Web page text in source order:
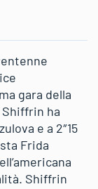
gara della
ha
e a 2″15
Frida
Shiffrin